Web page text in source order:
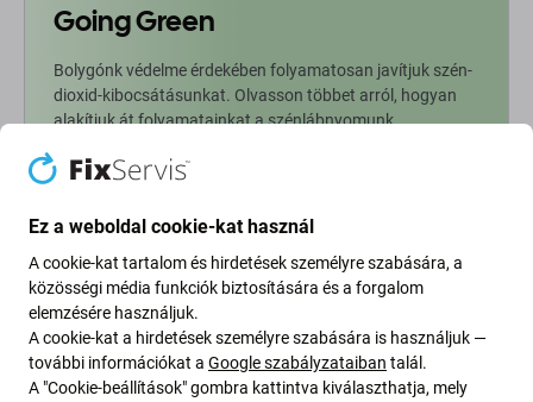
Going Green
Bolygónk védelme érdekében folyamatosan javítjuk szén-
dioxid-kibocsátásunkat. Olvasson többet arról, hogyan
alakítjuk át folyamatainkat a szénlábnyomunk
Newsletter Fix
Iratkozzon fel, hogy rendszeresen tájékoztatást kapjon az
ajánlatunkról szóló kedvezményekről és hírekről. Ugyanakkor
ennek az űrlapnak a benyújtásával megerősítem, hogy több mint
Ez a weboldal cookie-kat használ
A cookie-kat tartalom és hirdetések személyre szabására, a
közösségi média funkciók biztosítására és a forgalom
elemzésére használjuk.
A cookie-kat a hirdetések személyre szabására is használjuk —
további információkat a Google szabályzataiban talál.
A "Cookie-beállítások" gombra kattintva kiválaszthatja, mely